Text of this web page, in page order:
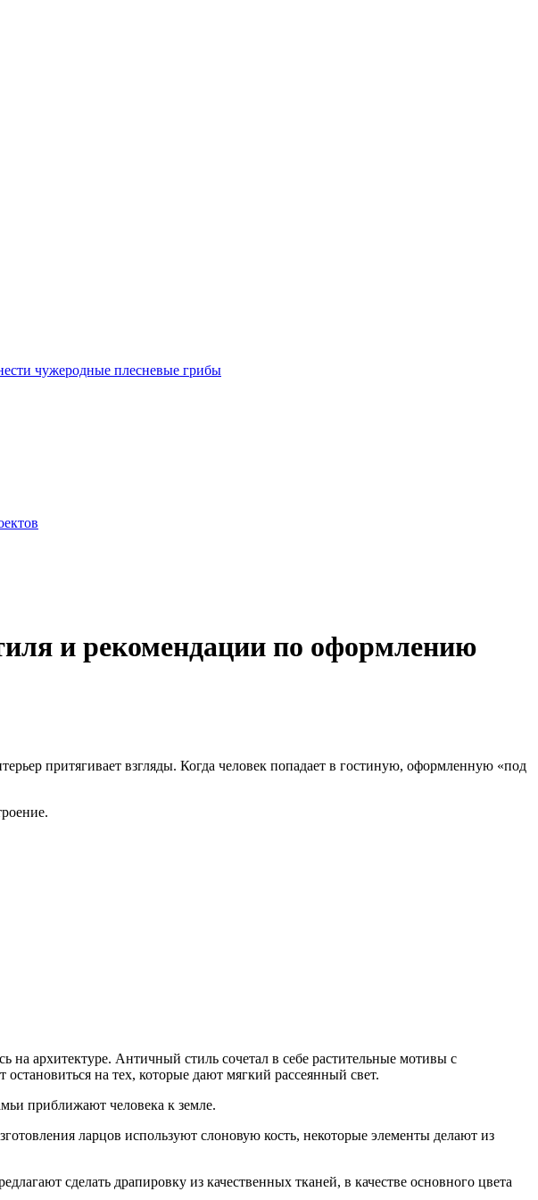
чужеродные плесневые грибы
и рекомендации по оформлению
притягивает взгляды. Когда человек попадает в гостиную, оформленную «под
архитектуре. Античный стиль сочетал в себе растительные мотивы с
на тех, которые дают мягкий рассеянный свет.
приближают человека к земле.
ларцов используют слоновую кость, некоторые элементы делают из
сделать драпировку из качественных тканей, в качестве основного цвета